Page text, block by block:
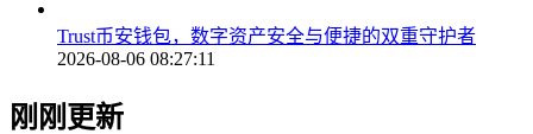
Trust币安钱包，数字资产安全与便捷的双重守护者
2026-08-06 08:27:11
刚刚更新